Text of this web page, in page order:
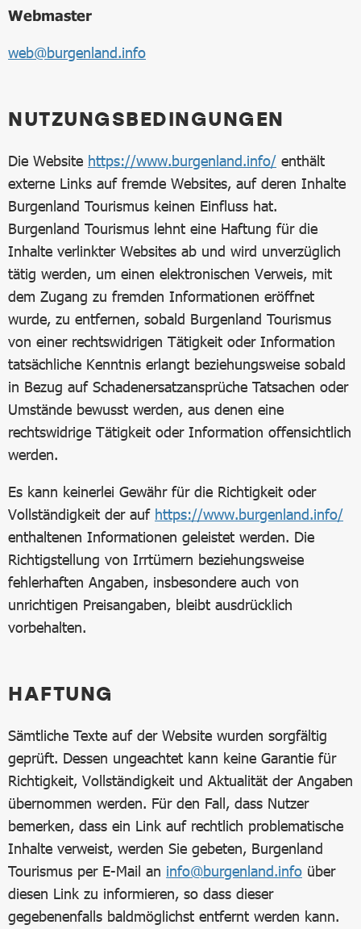
Webmaster
web@burgenland.info
NUTZUNGSBEDINGUNGEN
Die Website https://www.burgenland.info/ enthält
externe Links auf fremde Websites, auf deren Inhalte
Burgenland Tourismus keinen Einfluss hat.
Burgenland Tourismus lehnt eine Haftung für die
Inhalte verlinkter Websites ab und wird unverzüglich
tätig werden, um einen elektronischen Verweis, mit
dem Zugang zu fremden Informationen eröffnet
wurde, zu entfernen, sobald Burgenland Tourismus
von einer rechtswidrigen Tätigkeit oder Information
tatsächliche Kenntnis erlangt beziehungsweise sobald
in Bezug auf Schadenersatzansprüche Tatsachen oder
Umstände bewusst werden, aus denen eine
rechtswidrige Tätigkeit oder Information offensichtlich
werden.
Es kann keinerlei Gewähr für die Richtigkeit oder
Vollständigkeit der auf https://www.burgenland.info/
enthaltenen Informationen geleistet werden. Die
Richtigstellung von Irrtümern beziehungsweise
fehlerhaften Angaben, insbesondere auch von
unrichtigen Preisangaben, bleibt ausdrücklich
vorbehalten.
HAFTUNG
Sämtliche Texte auf der Website wurden sorgfältig
geprüft. Dessen ungeachtet kann keine Garantie für
Richtigkeit, Vollständigkeit und Aktualität der Angaben
übernommen werden. Für den Fall, dass Nutzer
bemerken, dass ein Link auf rechtlich problematische
Inhalte verweist, werden Sie gebeten, Burgenland
Tourismus per E-Mail an info@burgenland.info über
diesen Link zu informieren, so dass dieser
gegebenenfalls baldmöglichst entfernt werden kann.